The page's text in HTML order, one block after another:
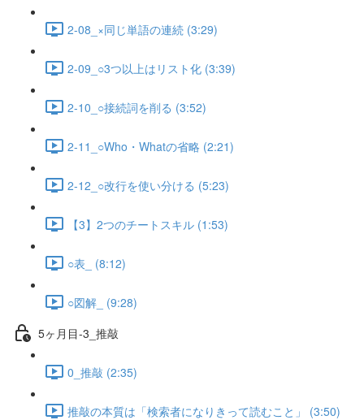
2-08_×同じ単語の連続 (3:29)
2-09_○3つ以上はリスト化 (3:39)
2-10_○接続詞を削る (3:52)
2-11_○Who・Whatの省略 (2:21)
2-12_○改行を使い分ける (5:23)
【3】2つのチートスキル (1:53)
○表_ (8:12)
○図解_ (9:28)
5ヶ月目-3_推敲
0_推敲 (2:35)
推敲の本質は「検索者になりきって読むこと」 (3:50)